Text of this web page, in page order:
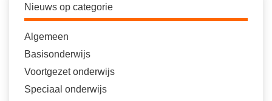
Nieuws op categorie
Algemeen
Basisonderwijs
Voortgezet onderwijs
Speciaal onderwijs